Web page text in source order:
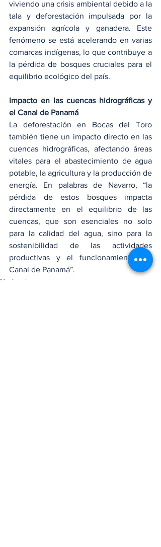
viviendo una crisis ambiental debido a la
tala y deforestación impulsada por la
expansión agrícola y ganadera. Este
fenómeno se está acelerando en varias
comarcas indígenas, lo que contribuye a
la pérdida de bosques cruciales para el
equilibrio ecológico del país.
Impacto en las cuencas hidrográficas y
el Canal de Panamá
La deforestación en Bocas del Toro
también tiene un impacto directo en las
cuencas hidrográficas, afectando áreas
vitales para el abastecimiento de agua
potable, la agricultura y la producción de
energía. En palabras de Navarro, “la
pérdida de estos bosques impacta
directamente en el equilibrio de las
cuencas, que son esenciales no solo
para la calidad del agua, sino para la
sostenibilidad de las actividades
productivas y el funcionamiento del
Canal de Panamá”.
Nacionales